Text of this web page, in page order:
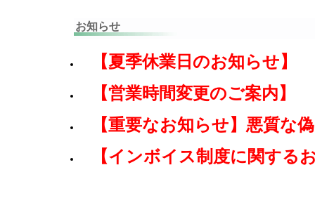
お知らせ
【夏季休業日のお知らせ】
【営業時間変更のご案内】
【重要なお知らせ】悪質な
【インボイス制度に関する